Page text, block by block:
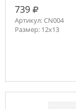
739 руб.
Артикул: CN004
Размер: 12х13